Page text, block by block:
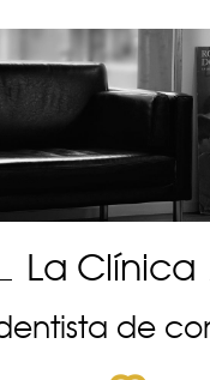
La Clínica
de